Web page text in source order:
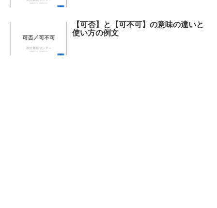
【可否】と【可不可】の意味の違いと
使い方の例文